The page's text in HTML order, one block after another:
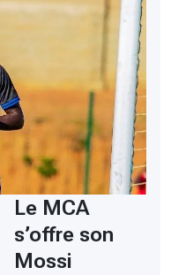
Le MCA
s’offre son
Mossi